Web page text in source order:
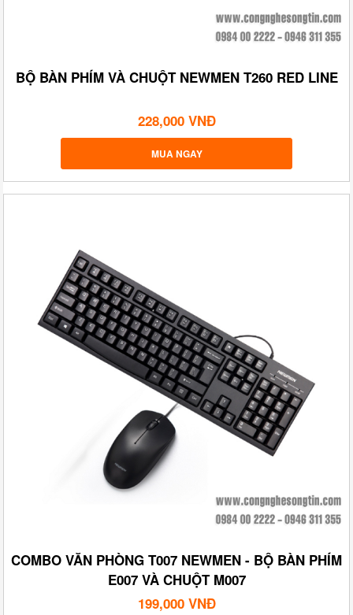
BỘ BÀN PHÍM VÀ CHUỘT NEWMEN T260 RED LINE
228,000 VNĐ
MUA NGAY
COMBO VĂN PHÒNG T007 NEWMEN - BỘ BÀN PHÍM
E007 VÀ CHUỘT M007
199,000 VNĐ